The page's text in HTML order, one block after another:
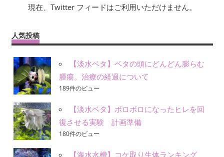
現在、Twitter フィードはご利用いただけません。
人気投稿
【淡水ベタ】ベタの頭にどんどん膨らむ
腫瘍。治療の経過について
189件のビュー
【淡水ベタ】ボロボロになったヒレを回
復させる実験 計画準備
180件のビュー
【海水水槽】コケ取り生体ランキング